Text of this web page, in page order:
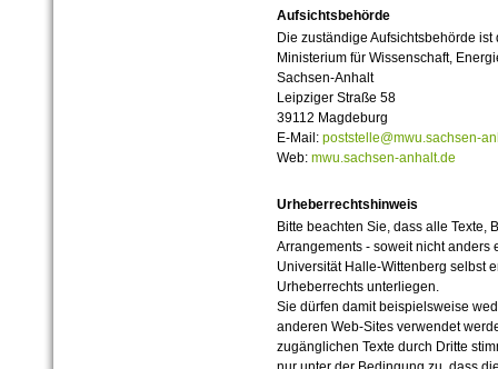
Aufsichtsbehörde
Die zuständige Aufsichtsbehörde ist
Ministerium für Wissenschaft,
Sachsen-Anhalt
Leipziger Straße 58
39112 Magdeburg
E-Mail: poststelle@mwu.sachsen-
Web: mwu.sachsen-anhalt.de
Urheberrechtshinweis
Bitte beachten Sie, dass alle Texte,
Arrangements - soweit nicht anders
Universität Halle-Wittenberg selbst
Urheberrechts unterliegen.
Sie dürfen damit beispielsweise
anderen Web-Sites verwendet
zugänglichen Texte durch Dritte